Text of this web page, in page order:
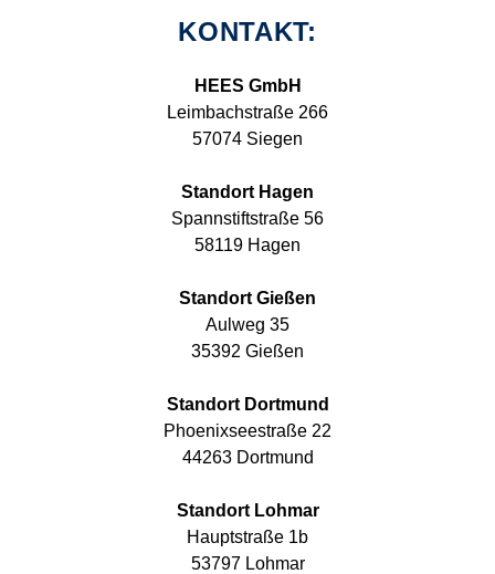
KONTAKT:
HEES GmbH
Leimbachstraße 266
57074 Siegen
Standort Hagen
Spannstiftstraße 56
58119 Hagen
Standort Gießen
Aulweg 35
35392 Gießen
Standort Dortmund
Phoenixseestraße 22
44263 Dortmund
Standort Lohmar
Hauptstraße 1b
53797 Lohmar